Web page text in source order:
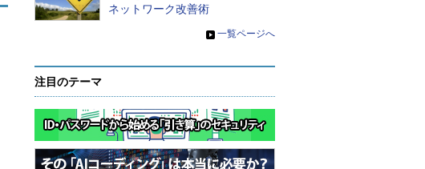
ネットワーク改善術
» 一覧ページへ
注目のテーマ